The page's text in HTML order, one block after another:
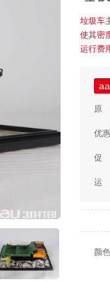
垃圾车
使其密
运行费
原
优
促
运
颜色